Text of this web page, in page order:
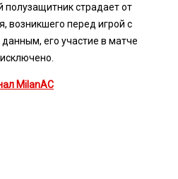
полузащитник страдает от
возникшего перед игрой с
его участие в матче
MilanAC